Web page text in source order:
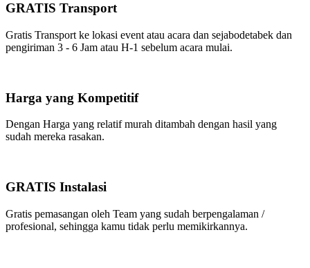
GRATIS Transport
Gratis Transport ke lokasi event atau acara dan sejabodetabek dan
pengiriman 3 - 6 Jam atau H-1 sebelum acara mulai.
Harga yang Kompetitif
Dengan Harga yang relatif murah ditambah dengan hasil yang
sudah mereka rasakan.
GRATIS Instalasi
Gratis pemasangan oleh Team yang sudah berpengalaman /
profesional, sehingga kamu tidak perlu memikirkannya.